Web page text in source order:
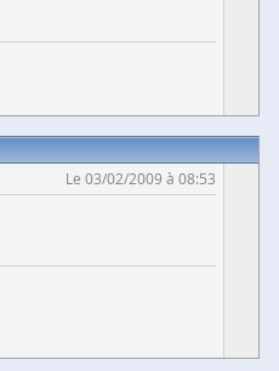
Le 03/02/2009 à 08:53